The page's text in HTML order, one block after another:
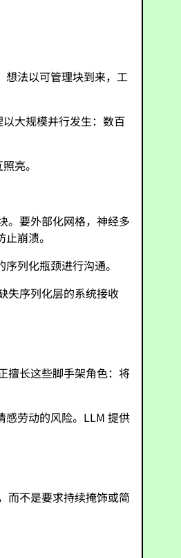
法以可管理块到来，工
大规模并行发生：数百
亮。
。要外部化网格，神经多
崩溃。
列化瓶颈进行沟通。
失序列化层的系统接收
擅长这些脚手架角色：将
感劳动的风险。LLM 提供
不是要求持续掩饰或简